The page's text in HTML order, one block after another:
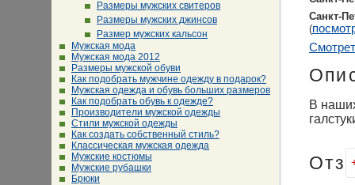
Размеры мужских свитеров
Размеры мужских джинсов
Размер мужских кальсон
Мужская мода
Мужская мода 2012
Размеры мужской обуви
Как подобрать мужчине одежду в подарок?
Мужская одежда и обувь больших размеров
Как подобрать обувь к одежде?
Производители мужской одежды
Стили мужской одежды
Как создать собственный стиль?
Классическая мужская одежда
Мужские костюмы
Мужские рубашки
Брюки
Санкт-
(
В